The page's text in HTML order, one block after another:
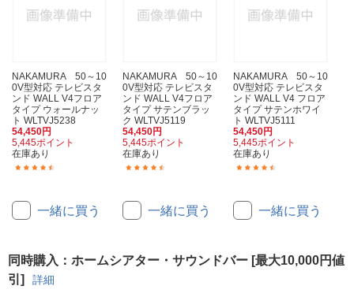
NAKAMURA 50～10
0V型対応 テレビスタ
ンド WALL V4フロア
タイプ ウォールナッ
ト WLTVJ5238
54,450円
5,445ポイント
在庫あり
一緒に買う
NAKAMURA 50～10
0V型対応 テレビスタ
ンド WALL V4フロア
タイプ サテンブラッ
ク WLTVJ5119
54,450円
5,445ポイント
在庫あり
一緒に買う
NAKAMURA 50～10
0V型対応 テレビスタ
ンド WALL V4 フロア
タイプ サテンホワイ
ト WLTVJ5111
54,450円
5,445ポイント
在庫あり
一緒に買う
同時購入：ホームシアター・サウンドバー [最大10,000円値
引]
詳細